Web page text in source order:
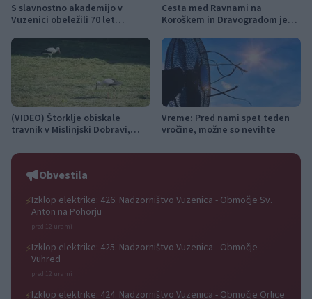
S slavnostno akademijo v
Vuzenici obeležili 70 let
Cesta med Ravnami na
Koroškem in Dravogradom je
(VIDEO) Štorklje obiskale
travnik v Mislinjski Dobravi,
leto
Vreme: Pred nami spet teden
vročine, možne so nevihte
Obvestila
⚡Izklop elektrike: 426. Nadzorništvo Vuzenica - Območje Sv.
Anton na Pohorju
pred 12 urami
⚡Izklop elektrike: 425. Nadzorništvo Vuzenica - Območje
Vuhred
pred 12 urami
⚡Izklop elektrike: 424. Nadzorništvo Vuzenica - Območje Orlice